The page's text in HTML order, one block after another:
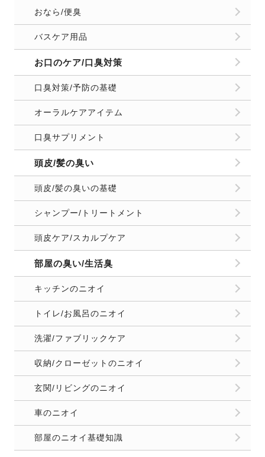
おなら/便臭
バスケア用品
お口のケア/口臭対策
口臭対策/予防の基礎
オーラルケアアイテム
口臭サプリメント
頭皮/髪の臭い
頭皮/髪の臭いの基礎
シャンプー/トリートメント
頭皮ケア/スカルプケア
部屋の臭い/生活臭
キッチンのニオイ
トイレ/お風呂のニオイ
洗濯/ファブリックケア
収納/クローゼットのニオイ
玄関/リビングのニオイ
車のニオイ
部屋のニオイ基礎知識